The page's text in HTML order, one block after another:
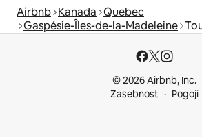
Airbnb Kanada Quebec
Gaspésie-Îles-de-la-Madeleine
© 2026 Airbnb, Inc.
Zasebnost
Pogoji